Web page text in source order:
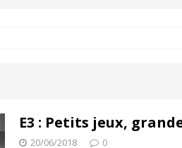
Mario Maker 2 : La seule limite
E3 : Petits jeux,
20/06/2018 0